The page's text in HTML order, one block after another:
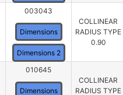
003043
Dimensions
Dimensions 2
COLLINEAR
RADIUS TYPE
0.90
010645
Dimensions
COLLINEAR
RADIUS TYPE